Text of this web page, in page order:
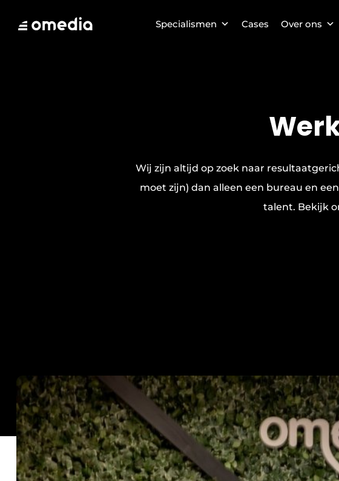
Specialismen Cases Over ons
Wij zijn altijd op zoek naar
moet zijn) dan alleen een bureau en
talent. Bekijk